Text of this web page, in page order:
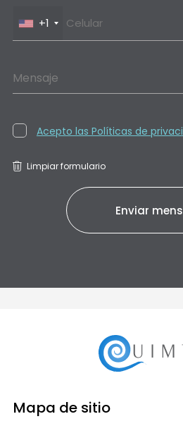
+1
Mensaje
Acepto las Políticas de
Limpiar formulario
Mapa de sitio